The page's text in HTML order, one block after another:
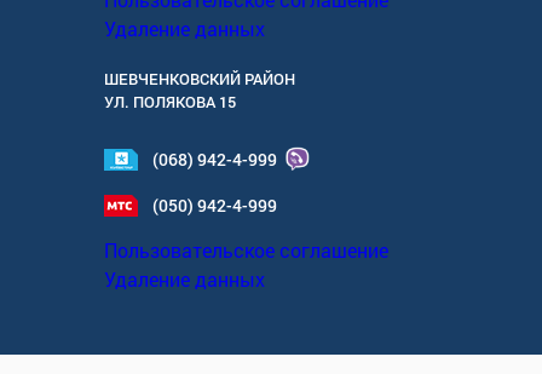
Удаление данных
ШЕВЧЕНКОВСКИЙ РАЙОН
УЛ. ПОЛЯКОВА 15
(068) 942-4-999
(050) 942-4-999
Пользовательское соглашение
Удаление данных